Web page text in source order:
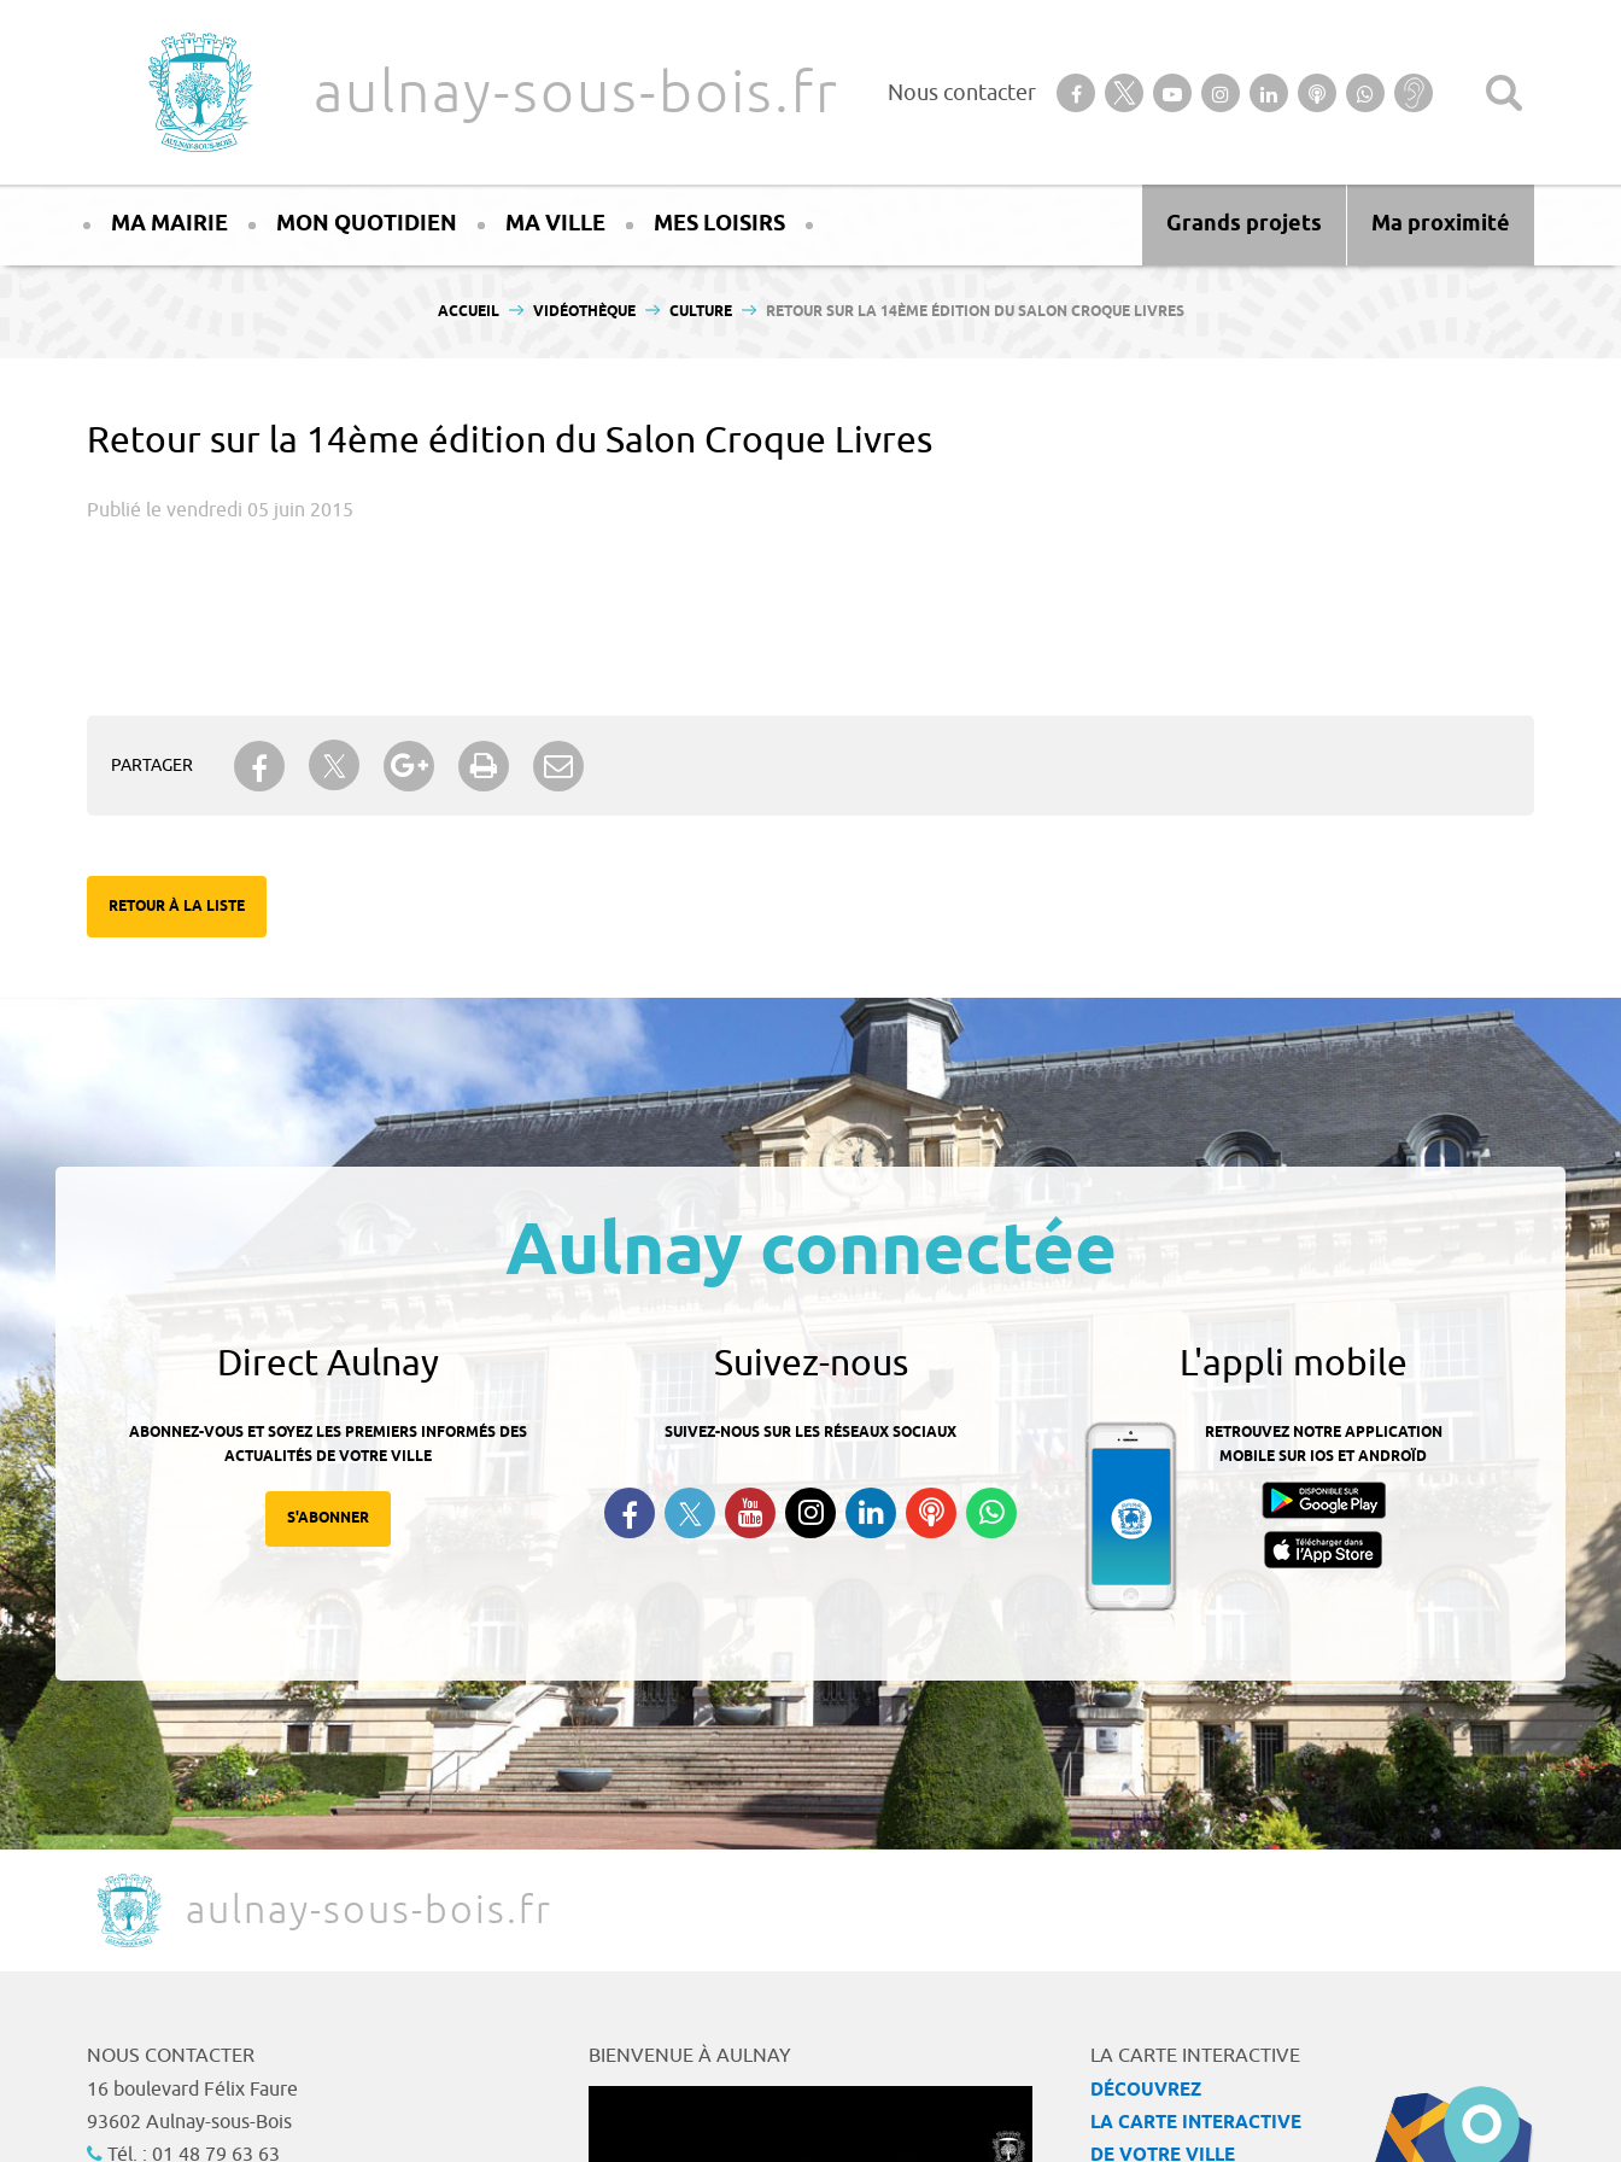
aulnay-sous-bois.fr Nous contacter Suivez-nous sur notre page Facebook
Suivez-nous sur Twitter
Suivez-nous sur YouTube
Suivez-nous sur Instagram
Retrouvez-nous sur Linkedin
Ecoutez nos Podcasts
Suivez-nous sur
WhatsApp
Baisse
d’audition ?
MA MAIRIE MON QUOTIDIEN MA VILLE MES LOISIRS Ma proximité
Grands projets
VOUS ÊTES ICI :
ACCUEIL VIDÉOTHÈQUE CULTURE RETOUR SUR LA 14ÈME ÉDITION DU SALON CROQUE LIVRES
Retour sur la 14ème édition du Salon Croque Livres
Publié le vendredi 05 juin 2015
PARTAGER
Partager sur Facebook
Partager sur TwitterPartager sur Google+
Imprimer
RETOUR À LA LISTE
Aulnay connectée
Direct Aulnay
ABONNEZ-VOUS ET SOYEZ LES PREMIERS INFORMÉS DES
ACTUALITÉS DE VOTRE VILLE
S'ABONNER
Suivez-nous
SUIVEZ-NOUS SUR LES RÉSEAUX SOCIAUX
Retrouvez-nous sur Facebook
Suivez-nous sur Twitter
Suivez-nous sur YouTube
Suivez-nous sur
Instagram
Retrouvez-nous
sur Linkedin
Ecoutez
nos
L'appli mobile
RETROUVEZ NOTRE APPLICATION
MOBILE SUR IOS ET ANDROÏD
aulnay-sous-bois.fr
NOUS CONTACTER
16 boulevard Félix Faure
93602 Aulnay-sous-Bois
Tél. : 01 48 79 63 63
BIENVENUE À AULNAY
LA CARTE INTERACTIVE
DÉCOUVREZ
LA CARTE INTERACTIVE
DE VOTRE VILLE